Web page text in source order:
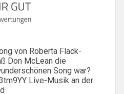
von Roberta Flack-
Don McLean die
Song war?
Live-Musik an der